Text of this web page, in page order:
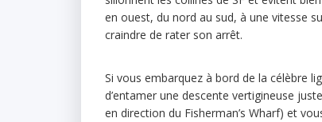
en ouest, du nord au sud, à une vitesse
craindre de rater son arrêt.
Si vous embarquez à bord de la célèbre
d’entamer une descente vertigineuse
en direction du Fisherman’s Wharf) et